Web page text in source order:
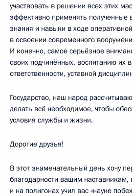
участвовать в решении всех этих
эффективно применять полученные
знания и навыки в ходе
в освоении современного
И конечно, самое серьёзное
своих подчинённых, воспитанию их
ответственности, уставной
Государство, наш народ
делать всё необходимое, чтобы
условия службы и жизни.
Дорогие друзья!
В этот знаменательный день хочу
благодарности вашим наставникам,
и на полигонах учил вас «науке